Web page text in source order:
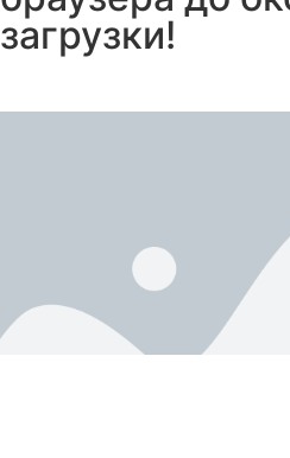
загрузки!